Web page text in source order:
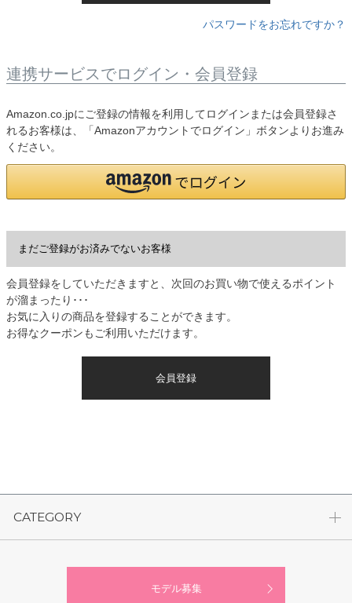
パスワードをお忘れですか？
連携サービスでログイン・会員登録
Amazon.co.jpにご登録の情報を利用してログインまたは会員登録さ
れるお客様は、「Amazonアカウントでログイン」ボタンよりお進み
ください。
まだご登録がお済みでないお客様
会員登録をしていただきますと、次回のお買い物で使えるポイント
が溜まったり･･･
お気に入りの商品を登録することができます。
お得なクーポンもご利用いただけます。
会員登録
CATEGORY
モデル募集